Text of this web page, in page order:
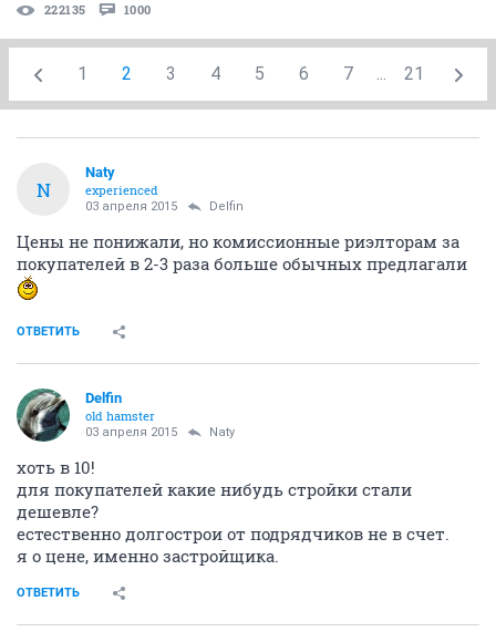
222135 1000
1 2 3 4 5 6 7 ... 21
N
Naty
experienced
03 апреля 2015 Delfin
Цены не понижали, но комиссионные риэлторам за
покупателей в 2-3 раза больше обычных предлагали
ОТВЕТИТЬ
Delfin
old hamster
03 апреля 2015 Naty
хоть в 10!
для покупателей какие нибудь стройки стали
дешевле?
естественно долгострои от подрядчиков не в счет.
я о цене, именно застройщика.
ОТВЕТИТЬ